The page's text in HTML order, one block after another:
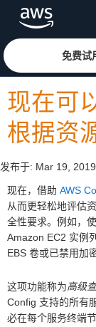
跳至主要内容
免费试
现在可
根据资
发布于: Mar 19, 2019
现在，借助 AWS
从而更轻松地评估
全性要求。例如，
Amazon EC2 实例
EBS 卷或已禁用加
这项功能称为高级
Config 支持的所有
必在每个服务终端